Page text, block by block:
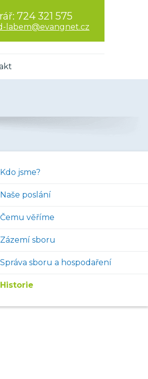
724 321 575
labem@evangnet.cz
Kdo jsme?
Naše poslání
Čemu věříme
Zázemí sboru
Správa sboru a hospodaření
Historie